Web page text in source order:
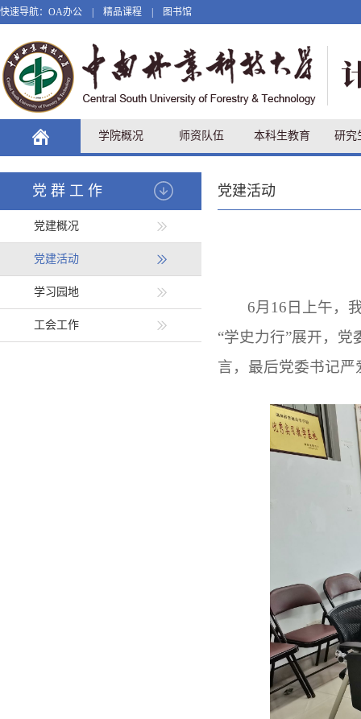
快速导航： OA办公 精品课程 图书馆
学院概况 师资队伍 本科生教育 研究
党群工作
党建概况
党建活动
学习园地
工会工作
党建活动
6月16日上午，
“学史力行”展开，
言，最后党委书记